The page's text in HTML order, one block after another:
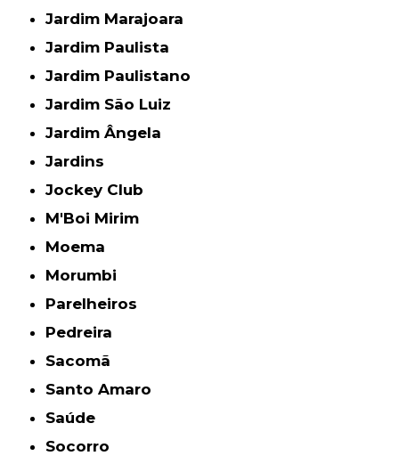
Jardim Marajoara
Jardim Paulista
Jardim Paulistano
Jardim São Luiz
Jardim Ângela
Jardins
Jockey Club
M'Boi Mirim
Moema
Morumbi
Parelheiros
Pedreira
Sacomã
Santo Amaro
Saúde
Socorro